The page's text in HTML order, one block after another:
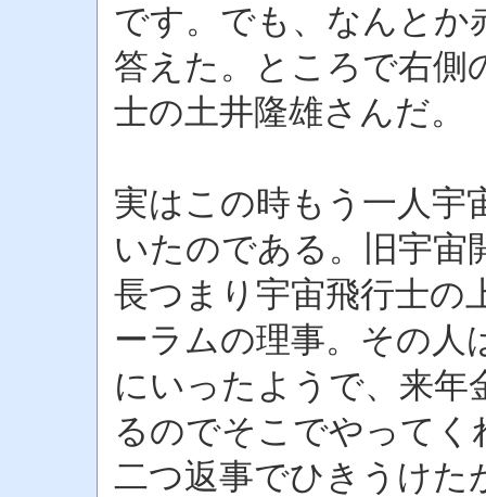
です。でも、なんと
答えた。ところで右側
士の土井隆雄さんだ。
実はこの時もう一人宇
いたのである。旧宇宙
長つまり宇宙飛行士の
ーラムの理事。その人
にいったようで、来年
るのでそこでやって
二つ返事でひきうけた